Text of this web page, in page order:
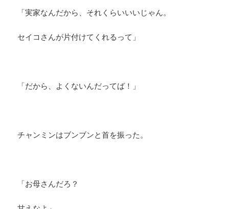
「実家なんだから、それくらいいいじゃん。
セイコさんが片付けてくれるって」
「だから、よくないんだってば！」
チャンミンはブンブンと首を振った。
「お母さんだろ？